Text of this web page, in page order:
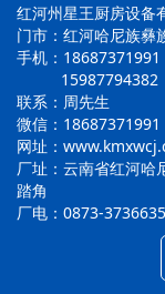
红河州星王厨房设备
门市：红河哈尼族彝
手机：18687371991
15987794382
联系：周先生
微信：18687371991
网址：
厂址：云南省红河哈
踏角
厂电：0873-3736635